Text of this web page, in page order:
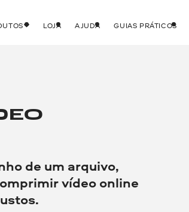
LOJA AJUDA GUIAS PRÁTICOS
de um arquivo,
vídeo online